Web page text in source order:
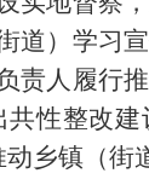
道）学习
责人履行
性整改
乡镇（街